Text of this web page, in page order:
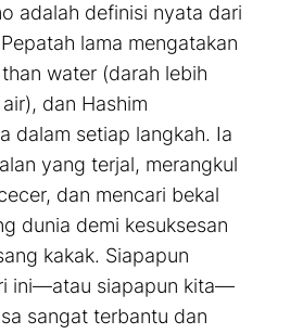
adalah definisi nyata dari
lama mengatakan
water (darah lebih
dan Hashim
dalam setiap langkah. Ia
yang terjal, merangkul
dan mencari bekal
dunia demi kesuksesan
kakak. Siapapun
ini—atau siapapun kita—
sangat terbantu dan